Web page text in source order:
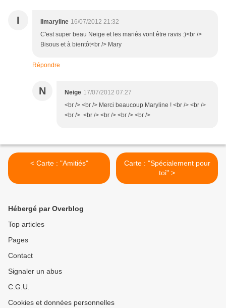
I Ilmaryline 16/07/2012 21:32
C'est super beau Neige et les mariés vont être ravis :)<br />
Bisous et à bientôt<br /> Mary
Répondre
N Neige 17/07/2012 07:27
<br /> <br /> Merci beaucoup Maryline ! <br /> <br />
<br /> <br /> <br /> <br /> <br />
< Carte : "Amitiés"
Carte : "Spécialement pour
toi" >
Hébergé par Overblog
Top articles
Pages
Contact
Signaler un abus
C.G.U.
Cookies et données personnelles